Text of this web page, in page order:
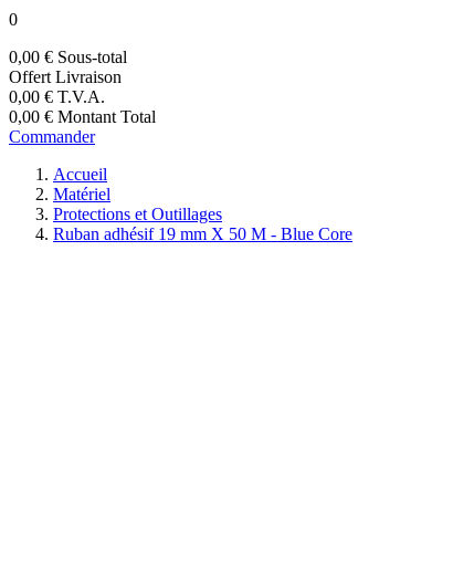
0
0,00 € Sous-total
Offert Livraison
0,00 € T.V.A.
0,00 € Montant Total
Commander
Accueil
Matériel
Protections et Outillages
Ruban adhésif 19 mm X 50 M - Blue Core